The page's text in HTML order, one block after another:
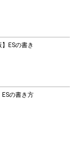
ESの書き
ESの書き方